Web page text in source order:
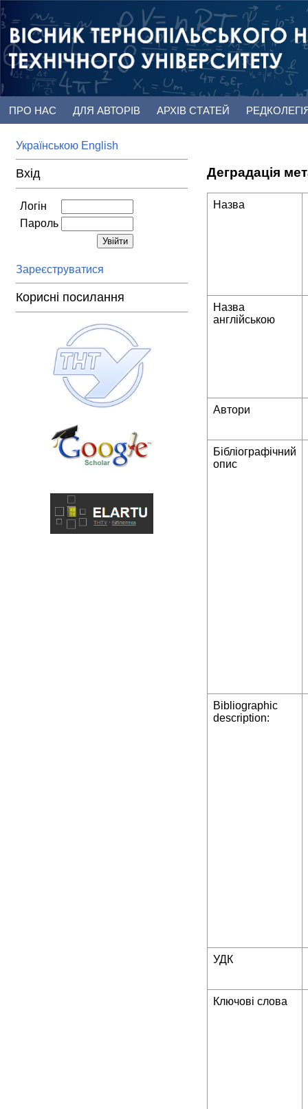
ПРО НАС ДЛЯ АВТОРІВ АРХІВ СТАТЕЙ
Українською English
Вхід
Логін
Пароль
Зареєструватися
Корисні посилання
Деградація
Назва
Назва
англійською
Автори
Бібліографічний
опис
Bibliographic
description:
УДК
Ключові слова